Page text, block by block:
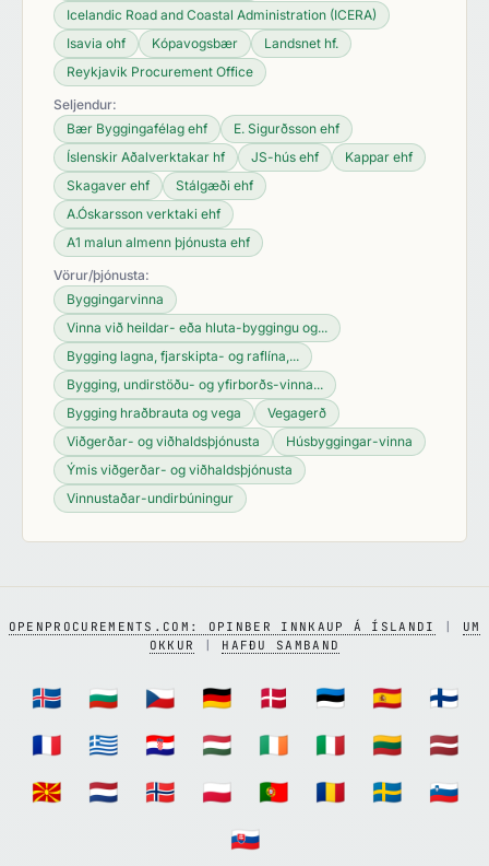
Icelandic Road and Coastal Administration (ICERA)
Isavia ohf
Kópavogsbær
Landsnet hf.
Reykjavik Procurement Office
Seljendur:
Bær Byggingafélag ehf
E. Sigurðsson ehf
Íslenskir Aðalverktakar hf
JS-hús ehf
Kappar ehf
Skagaver ehf
Stálgæði ehf
A.Óskarsson verktaki ehf
A1 malun almenn þjónusta ehf
Vörur/þjónusta:
Byggingarvinna
Vinna við heildar- eða hluta-byggingu og...
Bygging lagna, fjarskipta- og raflína,...
Bygging, undirstöðu- og yfirborðs-vinna...
Bygging hraðbrauta og vega
Vegagerð
Viðgerðar- og viðhaldsþjónusta
Húsbyggingar-vinna
Ýmis viðgerðar- og viðhaldsþjónusta
Vinnustaðar-undirbúningur
OPENPROCUREMENTS.COM: OPINBER INNKAUP Á ÍSLANDI
UM
OKKUR
HAFÐU SAMBAND
🇮🇸 🇧🇬 🇨🇿 🇩🇪 🇩🇰 🇪🇪 🇪🇸
🇫🇮
🇫🇷
🇬🇷 🇭🇷 🇭🇺 🇮🇪 🇮🇹 🇱🇹
🇱🇻
🇲🇰
🇳🇱 🇳🇴 🇵🇱 🇵🇹 🇷🇴 🇸🇪
🇸🇮
🇸🇰